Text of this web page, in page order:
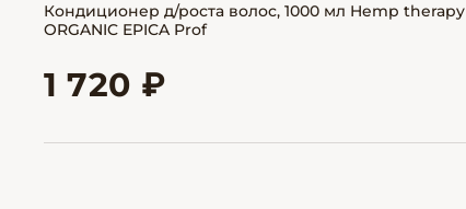
Кондиционер д/роста волос, 1000 мл Hemp therapy
ORGANIC EPICA Prof
1 720 ₽